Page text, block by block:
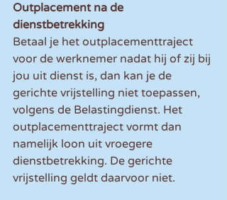
Outplacement na de
dienstbetrekking
Betaal je het outplacementtraject
voor de werknemer nadat hij of zij bij
jou uit dienst is, dan kan je de
gerichte vrijstelling niet toepassen,
volgens de Belastingdienst. Het
outplacementtraject vormt dan
namelijk loon uit vroegere
dienstbetrekking. De gerichte
vrijstelling geldt daarvoor niet.